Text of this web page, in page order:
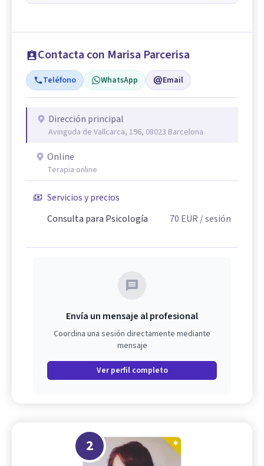
Contacta con Marisa Parcerisa
Teléfono WhatsApp Email
Dirección principal
Avinguda de Vallcarca, 196, 08023 Barcelona
Online
Terapia online
Servicios y precios
Consulta para Psicología
70 EUR / sesión
Envía un mensaje al profesional
Coordina una sesión directamente mediante
mensaje
Ver perfil completo
2